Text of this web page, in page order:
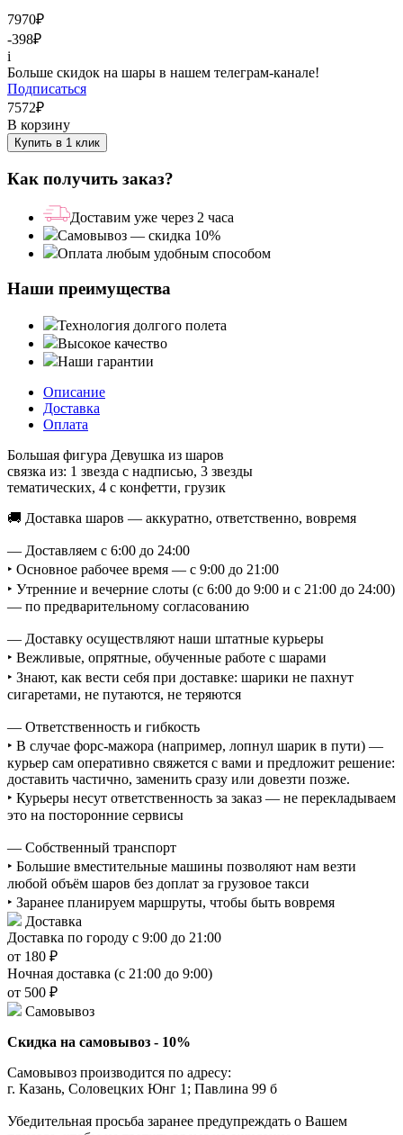
7970₽
-398₽
i
Больше скидок на шары в нашем телеграм-канале!
Подписаться
7572₽
В корзину
Купить в 1 клик
Как получить заказ?
Доставим уже через 2 часа
Самовывоз — скидка 10%
Оплата любым удобным способом
Наши преимущества
Технология долгого полета
Высокое качество
Наши гарантии
Описание
Доставка
Оплата
Большая фигура Девушка из шаров
связка из: 1 звезда с надписью, 3 звезды
тематических, 4 с конфетти, грузик
🚚 Доставка шаров — аккуратно, ответственно, вовремя
— Доставляем с 6:00 до 24:00
‣ Основное рабочее время — с 9:00 до 21:00
‣ Утренние и вечерние слоты (с 6:00 до 9:00 и с 21:00 до 24:00)
— по предварительному согласованию
— Доставку осуществляют наши штатные курьеры
‣ Вежливые, опрятные, обученные работе с шарами
‣ Знают, как вести себя при доставке: шарики не пахнут
сигаретами, не путаются, не теряются
— Ответственность и гибкость
‣ В случае форс-мажора (например, лопнул шарик в пути) —
курьер сам оперативно свяжется с вами и предложит решение:
доставить частично, заменить сразу или довезти позже.
‣ Курьеры несут ответственность за заказ — не перекладываем
это на посторонние сервисы
— Собственный транспорт
‣ Большие вместительные машины позволяют нам везти
любой объём шаров без доплат за грузовое такси
‣ Заранее планируем маршруты, чтобы быть вовремя
Доставка
Доставка по городу с 9:00 до 21:00
от 180 ₽
Ночная доставка (с 21:00 до 9:00)
от 500 ₽
Самовывоз
Скидка на самовывоз - 10%
Самовывоз производится по адресу:
г. Казань, Соловецких Юнг 1; Павлина 99 б
Убедительная просьба заранее предупреждать о Вашем